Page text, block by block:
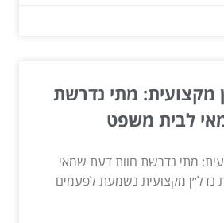
מקצועית: מתי נדרשת
לבית משפט
מתי נדרשת חוות דעת שמאי
מקצועית נשמעת לפעמים